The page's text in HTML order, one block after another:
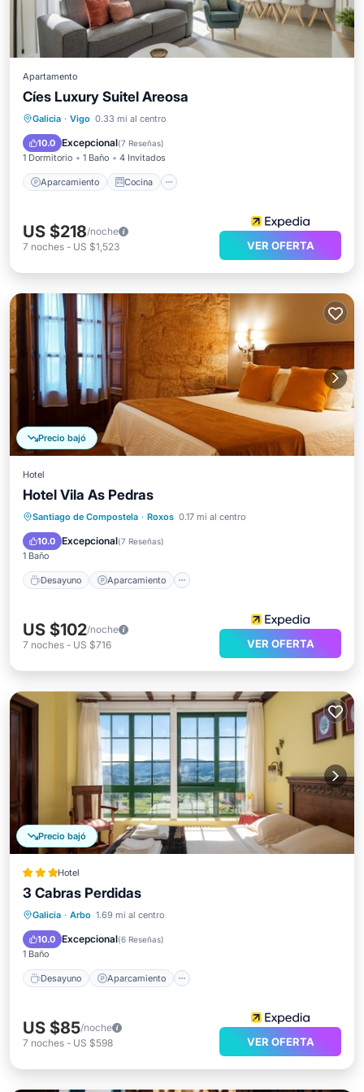
Apartamento
Cíes Luxury Suitel Areosa
Galicia · Vigo 0.33 mi al centro
10.0 Excepcional(7 Reseñas)
1 Dormitorio 1 Baño 4 Invitados
Aparcamiento Cocina
Aparcamiento
Apto para niños
US $218/noche
7 noches - US $1,523 VER OFERTA
Precio bajó
Hotel
Hotel Vila As Pedras
Santiago de Compostela · Roxos 0.17 mi al centro
10.0 Excepcional(7 Reseñas)
1 Baño
Desayuno Aparcamiento
Desayuno
Aparcamiento
Balcón/Terraza
US $102/noche
7 noches - US $716 VER OFERTA
Precio bajó
Hotel
3 Cabras Perdidas
Galicia · Arbo 1.69 mi al centro
10.0 Excepcional(6 Reseñas)
1 Baño
Desayuno Aparcamiento
Desayuno Aparcamiento
Balcón/Terraza
US $85/noche
7 noches - US $598 VER OFERTA